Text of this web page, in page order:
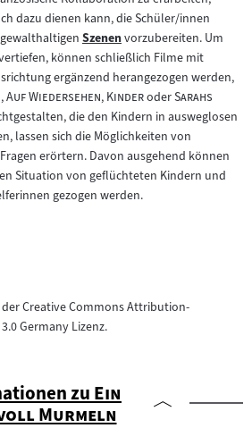
dazu dienen kann, die Schüler/innen
Zum
Inhalt:
Szenenvorzubereiten. Um
können schließlich Filme mit
ergänzend herangezogen werden,
","
Auf Wiedersehen, Kinder"oder"
Sarahs
die den Kindern in ausweglosen
lassen sich die Möglichkeiten von
erörtern. Davon ausgehend können
Situation von geflüchteten Kindern und
gezogen werden.
Creative Commons Attribution-
Germany Lizenz.
zu "
Ein
Murmeln